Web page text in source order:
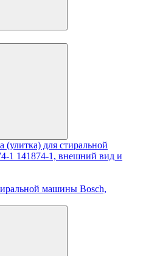
машины Bosch,